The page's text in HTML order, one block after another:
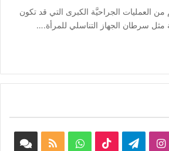
العمليات الجراحيَّة الكبرى التي قد تكون
مثل سرطان الجهاز التناسلي للمرأة.…
انستقرامتيلقرام ‫TikTokواتسابملخص